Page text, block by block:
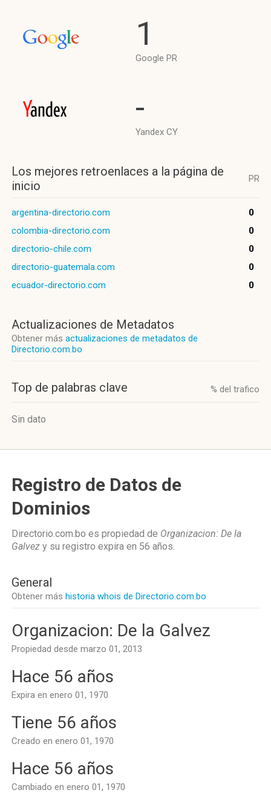
1
Google PR
-
Yandex CY
Los mejores retroenlaces a la página de
inicio
PR
argentina-directorio.com
0
colombia-directorio.com
0
directorio-chile.com
0
directorio-guatemala.com
0
ecuador-directorio.com
0
Actualizaciones de Metadatos
Obtener más actualizaciones de metadatos de
Directorio.com.bo
Top de palabras clave % del trafico
Sin dato
Registro de Datos de
Dominios
Directorio.com.bo es propiedad de Organizacion: De la
Galvez y su registro expira en 56 años.
General
Obtener más historia whois de Directorio.com.bo
Organizacion: De la Galvez
Propiedad desde marzo 01, 2013
Hace 56 años
Expira en enero 01, 1970
Tiene 56 años
Creado en enero 01, 1970
Hace 56 años
Cambiado en enero 01, 1970